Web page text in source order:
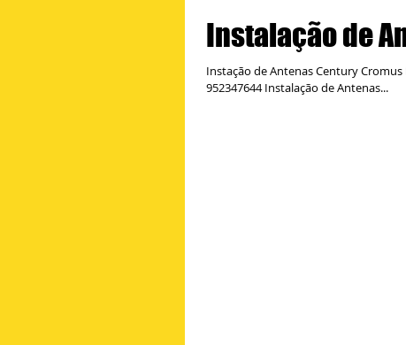
Instalação de
Instação de Antenas Century Cromus
952347644 Instalação de Antenas...